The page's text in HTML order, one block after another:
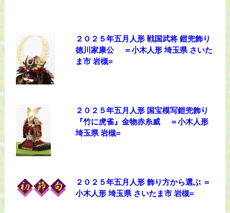
２０２５年五月人形 戦国武将 鎧兜飾り
徳川家康公 ＝小木人形 埼玉県 さいた
ま市 岩槻=
２０２５年五月人形 国宝模写鎧兜飾り
『竹に虎雀』金物赤糸威 ＝小木人形
埼玉県 岩槻=
２０２５年五月人形 飾り方から選ぶ ＝
小木人形 埼玉県 さいたま市 岩槻=